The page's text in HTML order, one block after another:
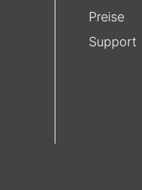
Preise
Support